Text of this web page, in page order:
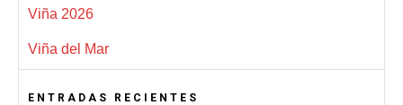
Viña 2026
Viña del Mar
ENTRADAS RECIENTES